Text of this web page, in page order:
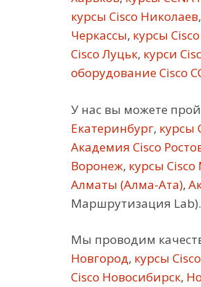
курсы Cisco Николаев,
Черкассы, курсы
Cisco Луцьк, курси
оборудование Cisco
У нас вы можете
Екатеринбург, курсы
Академия Cisco
Воронеж, курсы
Алматы (Алма-Ата),
Маршрутизация Lab).
Мы проводим
Новгород, курсы
Cisco Новосибирск,